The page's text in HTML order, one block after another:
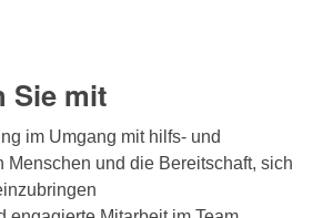
Sie mit
im Umgang mit hilfs- und
Menschen und die Bereitschaft, sich